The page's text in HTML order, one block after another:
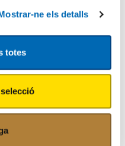
ne els detalls
totes